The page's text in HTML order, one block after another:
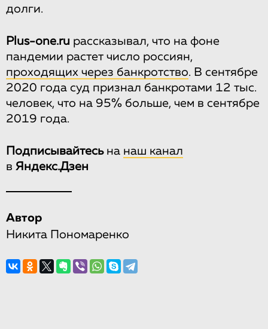
долги.
Plus-one.ru рассказывал, что на фоне
пандемии растет число россиян,
проходящих через банкротство. В сентябре
2020 года суд признал банкротами 12 тыс.
человек, что на 95% больше, чем в сентябре
2019 года.
Подписывайтесьна наш канал
в Яндекс.Дзен
Автор
Никита Пономаренко